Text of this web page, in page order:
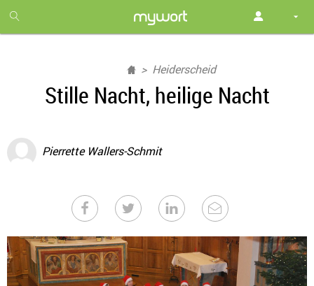
month
free
Heiderscheid
Stille Nacht, heilige Nacht
Pierrette Wallers-Schmit